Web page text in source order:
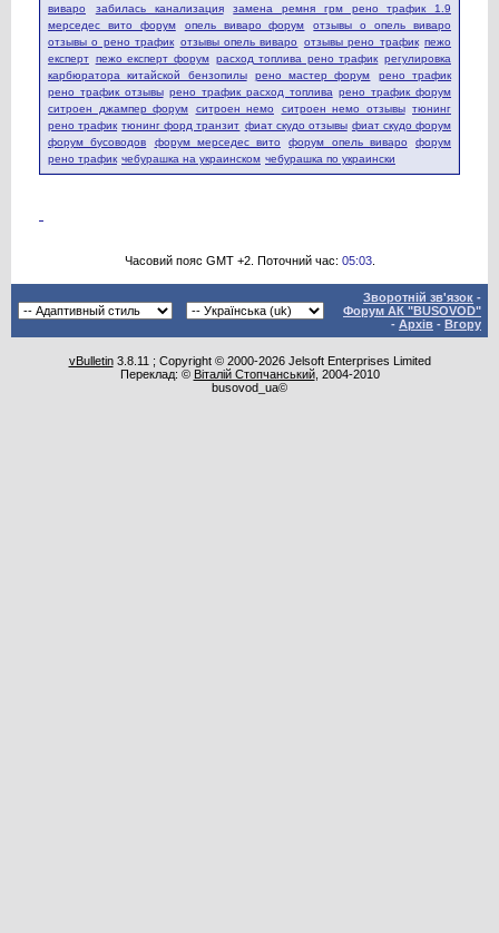
виваро
забилась канализация
замена ремня грм рено трафик 1.9
мерседес вито форум
опель виваро форум
отзывы о опель виваро
отзывы о рено трафик отзывы опель виваро отзывы рено трафик пежо
експерт пежо експерт форум расход топлива рено трафик регулировка
карбюратора китайской бензопилы
рено мастер форум
рено трафик
рено трафик отзывы рено трафик расход топлива рено трафик форум
ситроен джампер форум
ситроен немо ситроен немо отзывы тюнинг
рено трафик тюнинг форд транзит фиат скудо отзывы фиат скудо форум
форум бусоводов
форум мерседес вито форум опель виваро
форум
рено трафик чебурашка на украинском чебурашка по украински
Часовий пояс GMT +2. Поточний час: 05:03.
Зворотній зв'язок -
Форум АК "BUSOVOD"
- Архів - Вгору
vBulletin3.8.11 ; Copyright © 2000-2026 Jelsoft Enterprises Limited
Переклад: © Віталій Стопчанський, 2004-2010
busovod_ua©